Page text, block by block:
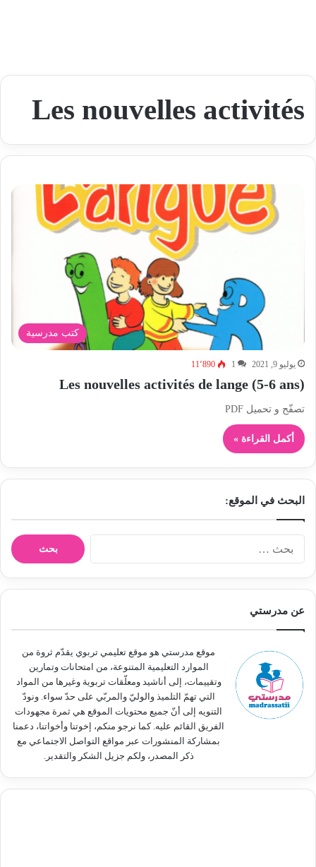
Les nouvelles activités
كتب مدرسية
يوليو 9, 2021 1 11٬890
Les nouvelles activités de lange (5-6 ans)
تصفّح و تحميل PDF
أكمل القراءة »
البحث في الموقع:
ن
عن مدرستي
موقع مدرستي هو موقع تعليمي تربوي يقدّم ثروة من
الموارد التعليمية المتنوعة، من امتحانات وتمارين
وتقييمات، إلى أناشيد ومعلّقات تربوية وغيرها من المواد
التي تهمّ التلميذ والوليّ والمربّي على حدّ سواء. ونودّ
التنويه إلى أنّ جميع محتويات الموقع هي ثمرة مجهودات
الفريق القائم عليه. كما نرجو منكم، إخوتنا وأخواتنا، دعمنا
بمشاركة المنشورات عبر مواقع التواصل الاجتماعي مع
ذكر المصدر، ولكم جزيل الشكر والتقدير.